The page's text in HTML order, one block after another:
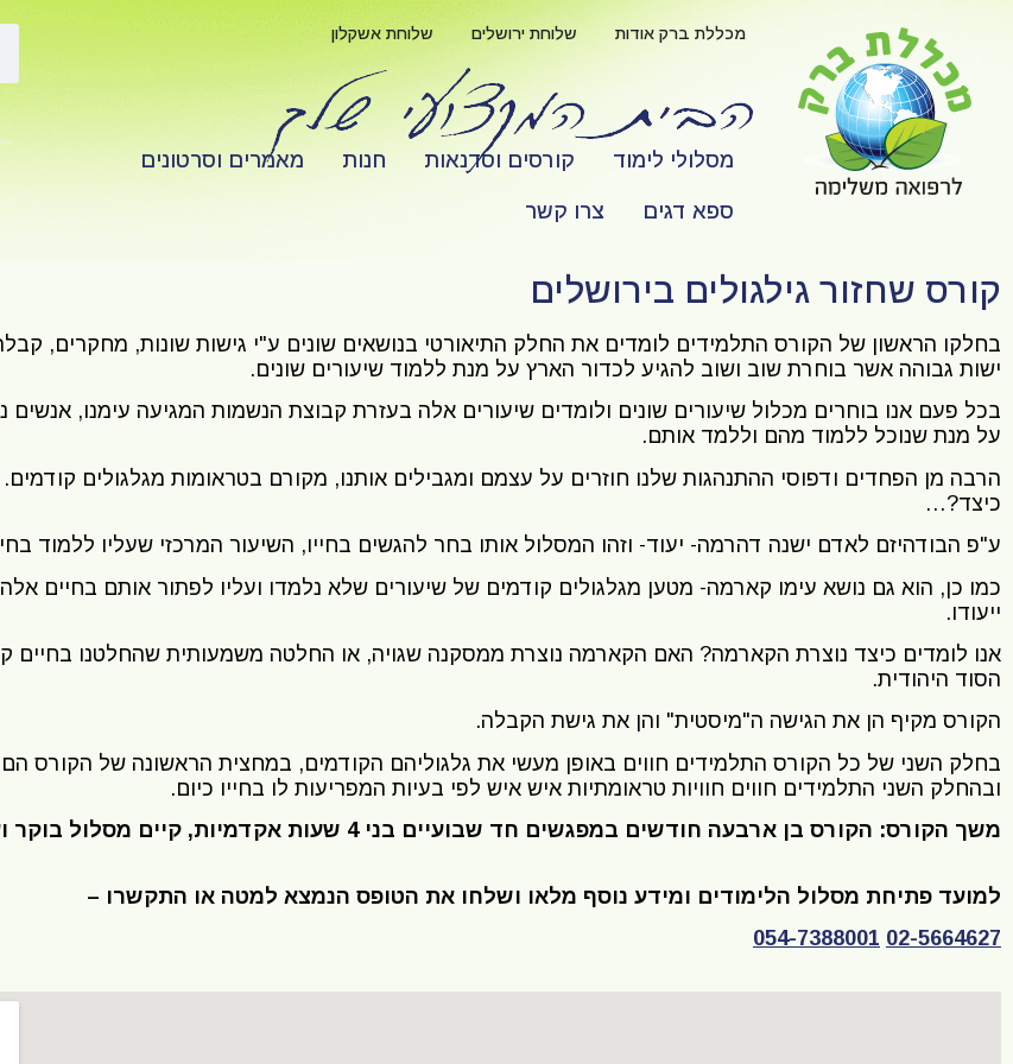
מכללת ברק אודות שלוחת ירושלים שלוחת אשקלון
מסלולי לימוד קורסים וסדנאות חנות מאמרים וסרטונים
ספא דגים צרו קשר
קורס שחזור גילגולים בירושלים
בחלקו הראשון של הקורס התלמידים לומדים את החלק התיאורטי בנושאים שונים ע"י גישות שונות, מחקרים,
ישות גבוהה אשר בוחרת שוב ושוב להגיע לכדור הארץ על מנת ללמוד שיעורים שונים.
בכל פעם אנו בוחרים מכלול שיעורים שונים ולומדים שיעורים אלה בעזרת קבוצת הנשמות המגיעה עימנו, אנשים
על מנת שנוכל ללמוד מהם וללמד אותם.
הרבה מן הפחדים ודפוסי ההתנהגות שלנו חוזרים על עצמם ומגבילים אותנו, מקורם בטראומות מגלגולים
כיצד?…
ע"פ הבודהיזם לאדם ישנה דהרמה- יעוד- וזהו המסלול אותו בחר להגשים בחייו, השיעור המרכזי שעליו ללמוד
כמו כן, הוא גם נושא עימו קארמה- מטען מגלגולים קודמים של שיעורים שלא נלמדו ועליו לפתור אותם בחיים
ייעודו.
אנו לומדים כיצד נוצרת הקארמה? האם הקארמה נוצרת ממסקנה שגויה, או החלטה משמעותית שהחלטנו בחיים
הסוד היהודית.
הקורס מקיף הן את הגישה ה"מיסטית" והן את גישת הקבלה.
בחלק השני של כל הקורס התלמידים חווים באופן מעשי את גלגוליהם הקודמים, במחצית הראשונה של הקורס הם
ובהחלק השני התלמידים חווים חוויות טראומתיות איש איש לפי בעיות המפריעות לו בחייו כיום.
משך הקורס: הקורס בן ארבעה חודשים במפגשים חד שבועיים בני 4 שעות אקדמיות, קיים מסלול בוקר וערב.
למועד פתיחת מסלול הלימודים ומידע נוסף מלאו ושלחו את הטופס הנמצא למטה או התקשרו –
02-5664627
054-7388001